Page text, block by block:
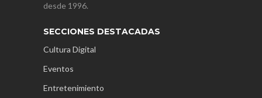
desde 1996.
SECCIONES DESTACADAS
Cultura Digital
Eventos
Entretenimiento